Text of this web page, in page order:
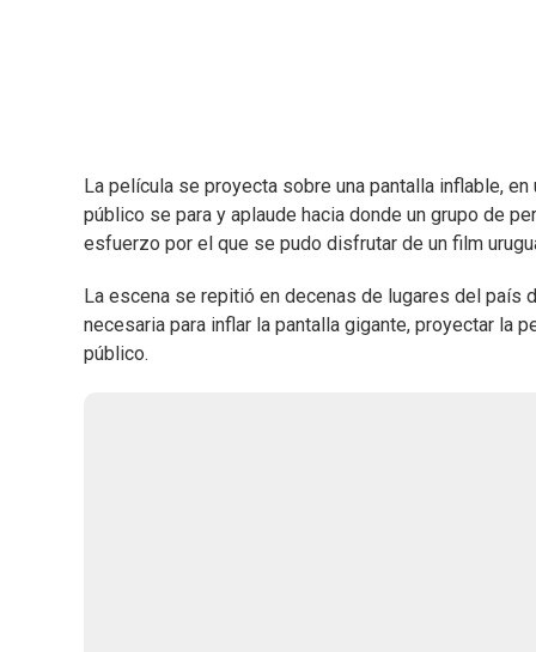
La película se proyecta sobre una pantalla inflable,
público se para y aplaude hacia donde un grupo de
esfuerzo por el que se pudo disfrutar de un film
La escena se repitió en decenas de lugares del
necesaria para inflar la pantalla gigante, proyectar la
público.